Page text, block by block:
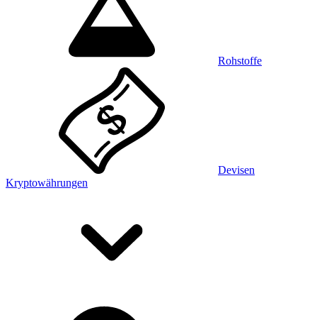
Rohstoffe
Devisen
Kryptowährungen